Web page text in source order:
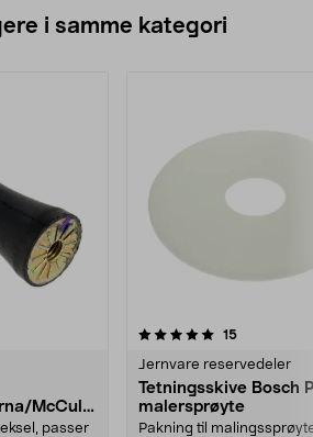
i samme kategori
McCullo
passer
15anmeldelser
Jernvare reservedeler
Tetningsskive Bosch
malersprøyte
Pakning til
4.5 av 5 stjerner